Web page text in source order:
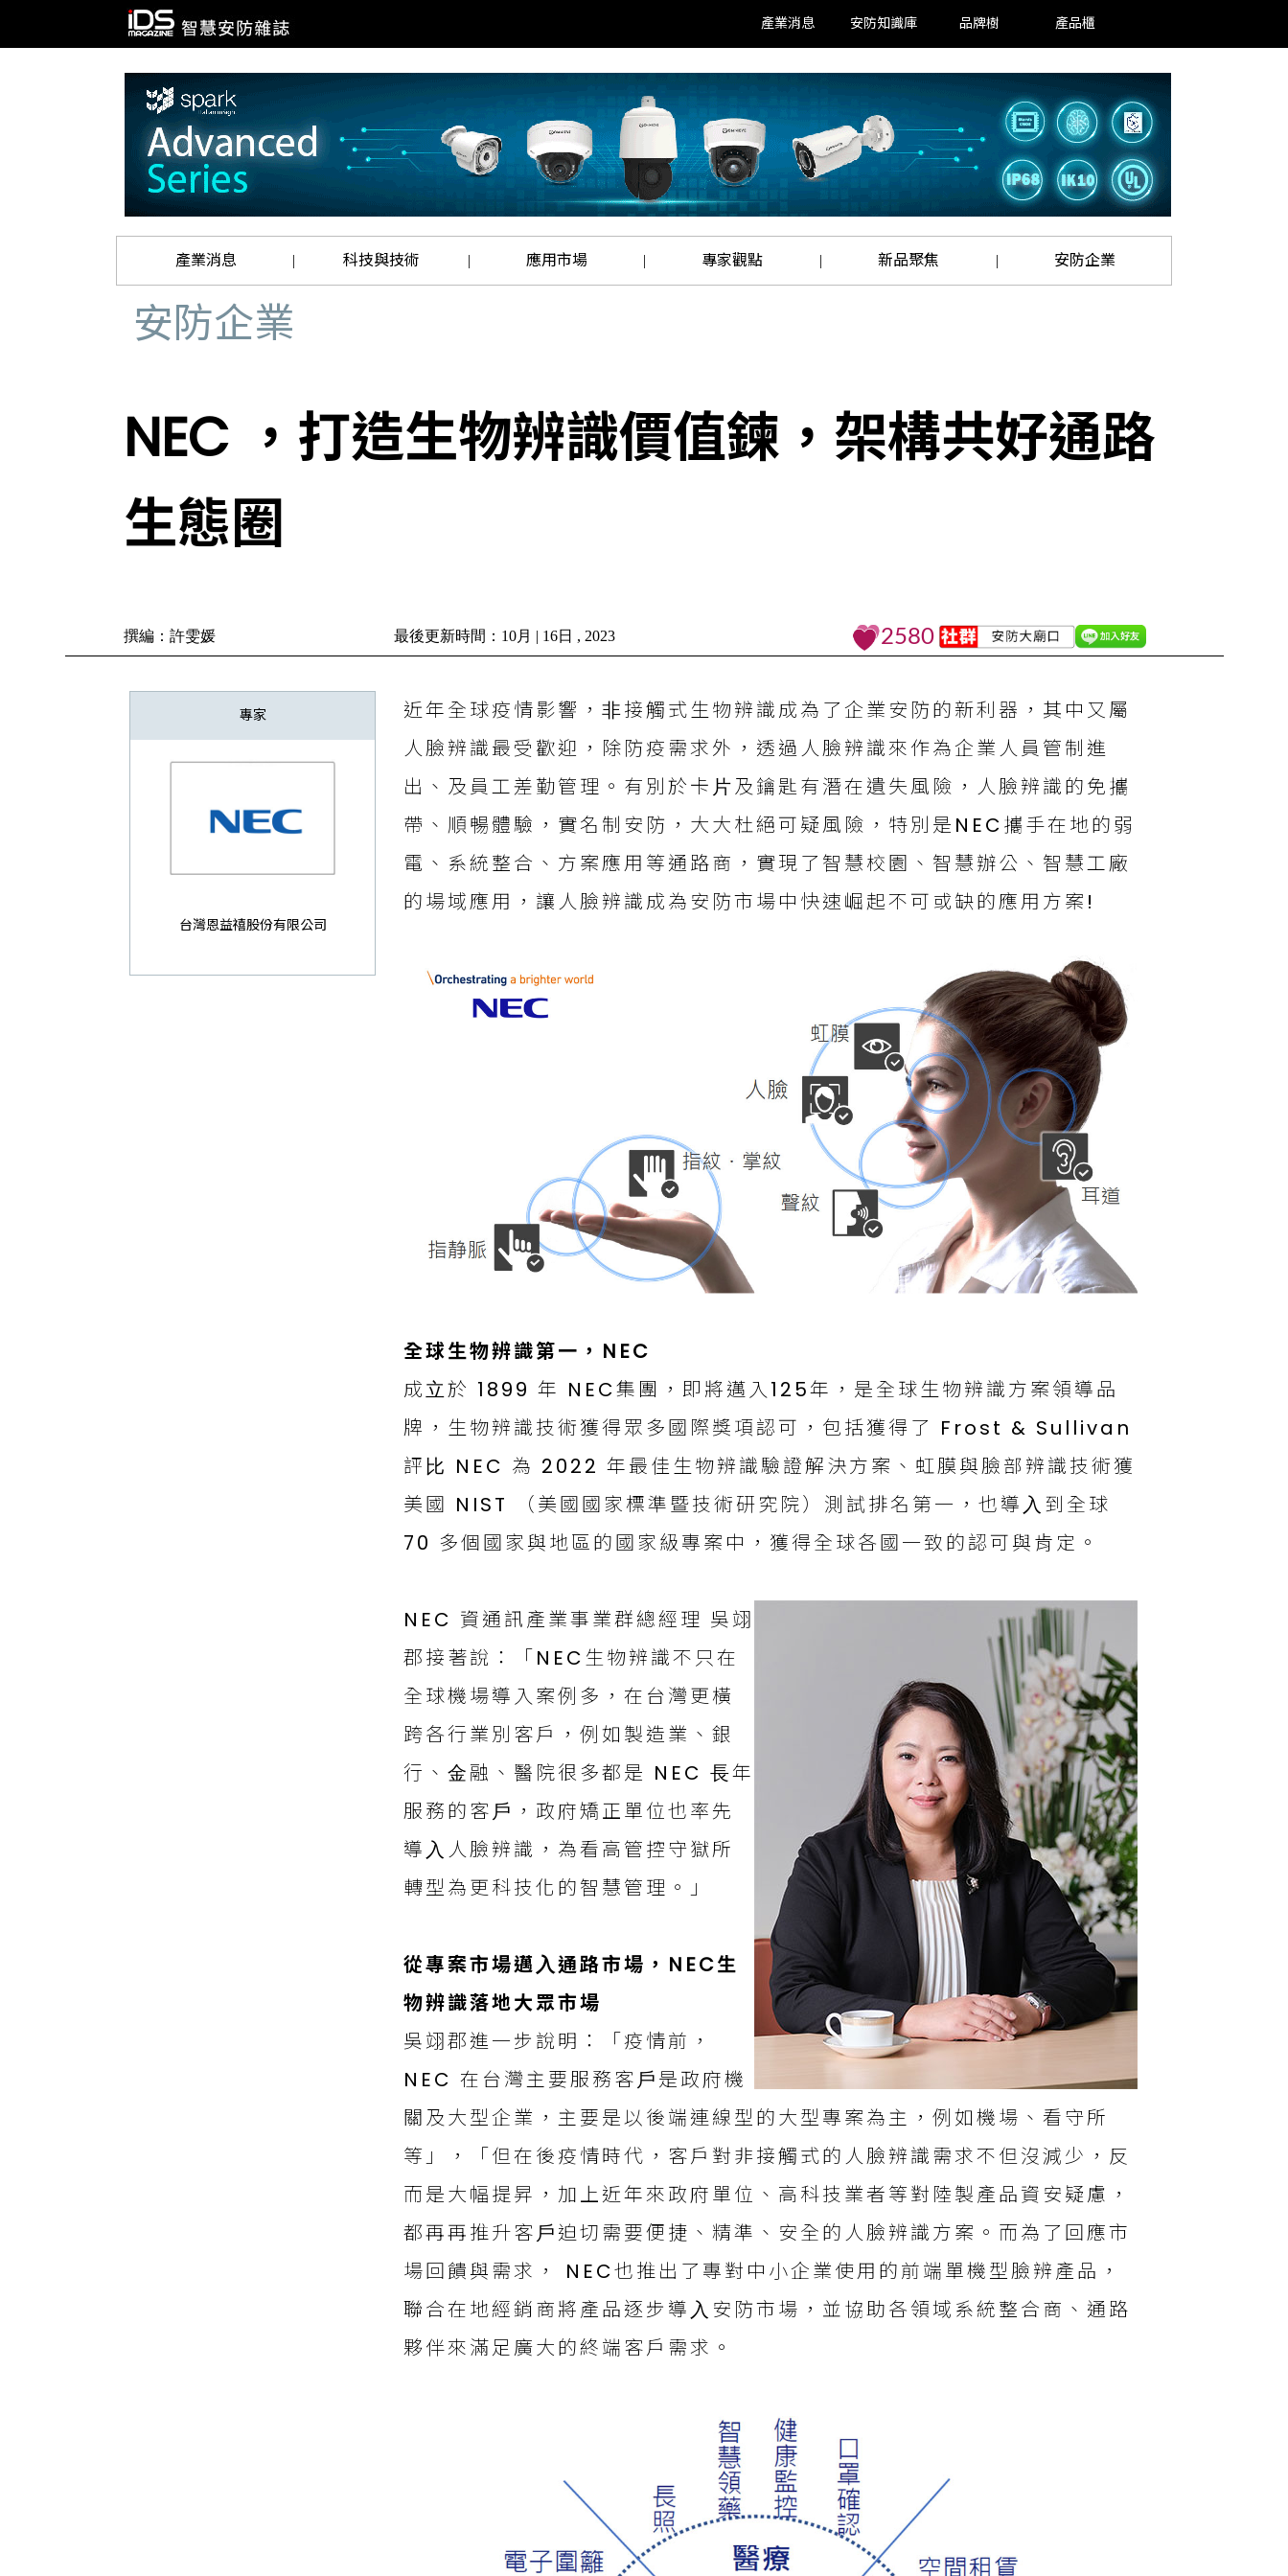
產業消息 安防知識庫 品牌樹 產品櫃
產業消息 | 科技與技術 | 應用市場 | 專家觀點 | 新品聚焦 | 安防企業
安防企業
NEC ，打造生物辨識價值鍊，架構共好通路
⽣態圈
撰編：許雯媛 最後更新時間：10月 | 16日 , 2023 2580
專家
台灣恩益禧股份有限公司
近年全球疫情影響，⾮接觸式⽣物辨識成為了企業安防的新利器，其中又屬
⼈臉辨識最受歡迎，除防疫需求外，透過⼈臉辨識來作為企業⼈員管制進
出、及員工差勤管理。有別於卡⽚及鑰匙有潛在遺失風險，人臉辨識的免攜
帶、順暢體驗，實名制安防，大大杜絕可疑風險，特別是NEC攜手在地的弱
電、系統整合、方案應用等通路商，實現了智慧校園、智慧辦公、智慧工廠
的場域應用，讓人臉辨識成為安防市場中快速崛起不可或缺的應用方案!
全球⽣物辨識第⼀，NEC
成⽴於 1899 年 NEC集團，即將邁入125年，是全球⽣物辨識方案領導品
牌，⽣物辨識技術獲得眾多國際獎項認可，包括獲得了 Frost & Sullivan
評⽐ NEC 為 2022 年最佳⽣物辨識驗證解決⽅案、虹膜與臉部辨識技術獲
美國 NIST （美國國家標準暨技術研究院）測試排名第⼀，也導⼊到全球
70 多個國家與地區的國家級專案中，獲得全球各國⼀致的認可與肯定。
NEC 資通訊產業事業群總經理 吳翊
郡接著說：「NEC生物辨識不只在
全球機場導入案例多，在台灣更橫
跨各行業別客戶，例如製造業、銀
⾏、⾦融、醫院很多都是 NEC ⾧年
服務的客⼾，政府矯正單位也率先
導⼊⼈臉辨識，為看高管控守獄所
轉型為更科技化的智慧管理。」
從專案市場邁⼊通路市場，NEC⽣
物辨識落地⼤眾市場
吳翊郡進⼀步說明：「疫情前，
NEC 在台灣主要服務客⼾是政府機
關及⼤型企業，主要是以後端連線型的⼤型專案為主，例如機場、看守所
等」，「但在後疫情時代，客戶對非接觸式的人臉辨識需求不但沒減少，反
而是⼤幅提昇，加上近年來政府單位、高科技業者等對陸製產品資安疑慮，
都再再推升客⼾迫切需要便捷、精準、安全的⼈臉辨識方案。而為了回應市
場回饋與需求， NEC也推出了專對中⼩企業使⽤的前端單機型臉辨產品，
聯合在地經銷商將產品逐步導⼊安防市場，並協助各領域系統整合商、通路
夥伴來滿足廣⼤的終端客戶需求。